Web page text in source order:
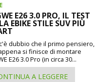
E26 3.0 PRO, IL TEST
EBIKE STILE SUV PIÙ
dubbio che il primo pensiero,
si finisce di montare
E26 3.0 Pro (in circa 30...
A LEGGERE